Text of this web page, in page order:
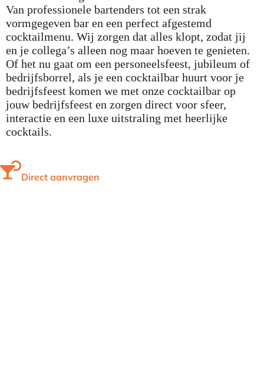
Van professionele bartenders tot een strak
vormgegeven bar en een perfect afgestemd
cocktailmenu. Wij zorgen dat alles klopt, zodat jij
en je collega’s alleen nog maar hoeven te genieten.
Of het nu gaat om een personeelsfeest, jubileum of
bedrijfsborrel, als je een cocktailbar huurt voor je
bedrijfsfeest komen we met onze cocktailbar op
jouw bedrijfsfeest en zorgen direct voor sfeer,
interactie en een luxe uitstraling met heerlijke
cocktails.
Direct aanvragen